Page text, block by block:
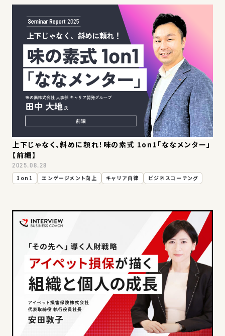
上下じゃなく、斜めに頼れ！味の素式 1on1「ななメンター」
【前編】
2025.08.28
1on1
エンゲージメント向上 キャリア自律 ビジネスコーチング